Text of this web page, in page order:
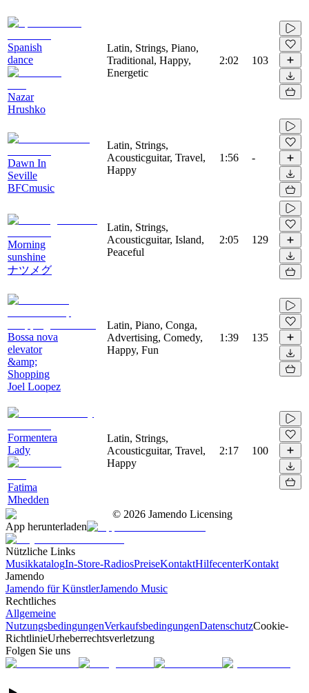
Spanish
dance
Nazar
Hrushko
Latin, Strings, Piano,
Traditional, Happy,
Energetic
2:02 103
Dawn In
Seville
BFCmusic
Latin, Strings,
Acousticguitar, Travel,
Happy
1:56 -
Morning
sunshine
ナツメグ
Latin, Strings,
Acousticguitar, Island,
Peaceful
2:05 129
Bossa nova
elevator
&amp;
Shopping
Joel Loopez
Latin, Piano, Conga,
Advertising, Comedy,
Happy, Fun
1:39 135
Formentera
Lady
Fatima
Mhedden
Latin, Strings,
Acousticguitar, Travel,
Happy
2:17 100
© 2026 Jamendo Licensing
App herunterladen
Nützliche Links
MusikkatalogIn-Store-RadiosPreiseKontaktHilfecenterKontakt
Jamendo
Jamendo für KünstlerJamendo Music
Rechtliches
Allgemeine
NutzungsbedingungenVerkaufsbedingungenDatenschutzCookie-
RichtlinieUrheberrechtsverletzung
Folgen Sie uns